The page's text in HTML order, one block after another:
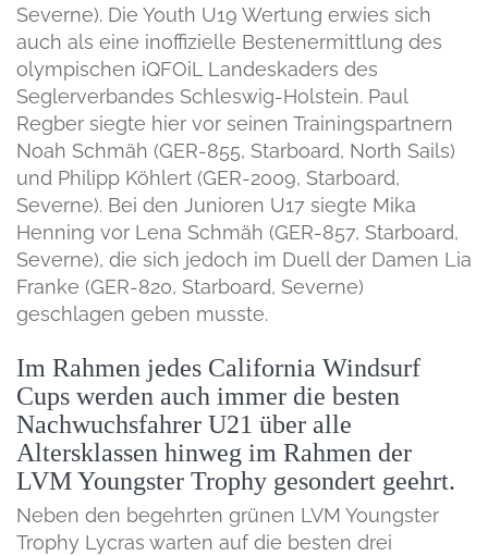
Severne). Die Youth U19 Wertung erwies sich
auch als eine inoffizielle Bestenermittlung des
olympischen iQFOiL Landeskaders des
Seglerverbandes Schleswig-Holstein. Paul
Regber siegte hier vor seinen Trainingspartnern
Noah Schmäh (GER-855, Starboard, North Sails)
und Philipp Köhlert (GER-2009, Starboard,
Severne). Bei den Junioren U17 siegte Mika
Henning vor Lena Schmäh (GER-857, Starboard,
Severne), die sich jedoch im Duell der Damen Lia
Franke (GER-820, Starboard, Severne)
geschlagen geben musste.
Im Rahmen jedes California Windsurf
Cups werden auch immer die besten
Nachwuchsfahrer U21 über alle
Altersklassen hinweg im Rahmen der
LVM Youngster Trophy gesondert geehrt.
Neben den begehrten grünen LVM Youngster
Trophy Lycras warten auf die besten drei